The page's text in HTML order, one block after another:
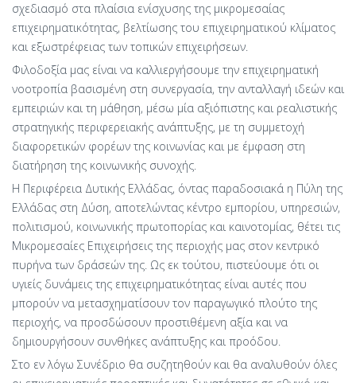
σχεδιασμό στα πλαίσια ενίσχυσης της μικρομεσαίας
επιχειρηματικότητας, βελτίωσης του επιχειρηματικού κλίματος
και εξωστρέφειας των τοπικών επιχειρήσεων.
Φιλοδοξία μας είναι να καλλιεργήσουμε την επιχειρηματική
νοοτροπία βασισμένη στη συνεργασία, την ανταλλαγή ιδεών και
εμπειριών και τη μάθηση, μέσω μία αξιόπιστης και ρεαλιστικής
στρατηγικής περιφερειακής ανάπτυξης, με τη συμμετοχή
διαφορετικών φορέων της κοινωνίας και με έμφαση στη
διατήρηση της κοινωνικής συνοχής.
Η Περιφέρεια Δυτικής Ελλάδας, όντας παραδοσιακά η Πύλη της
Ελλάδας στη Δύση, αποτελώντας κέντρο εμπορίου, υπηρεσιών,
πολιτισμού, κοινωνικής πρωτοπορίας και καινοτομίας, θέτει τις
Μικρομεσαίες Επιχειρήσεις της περιοχής μας στον κεντρικό
πυρήνα των δράσεών της. Ως εκ τούτου, πιστεύουμε ότι οι
υγιείς δυνάμεις της επιχειρηματικότητας είναι αυτές που
μπορούν να μετασχηματίσουν τον παραγωγικό πλούτο της
περιοχής, να προσδώσουν προστιθέμενη αξία και να
δημιουργήσουν συνθήκες ανάπτυξης και προόδου.
Στο εν λόγω Συνέδριο θα συζητηθούν και θα αναλυθούν όλες